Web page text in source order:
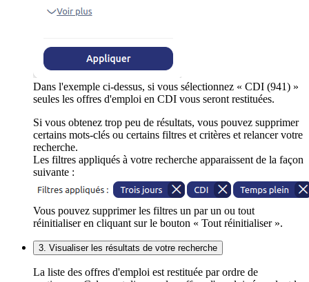
Dans l'exemple ci-dessus, si vous sélectionnez « CDI (941) »
seules les offres d'emploi en CDI vous seront restituées.
Si vous obtenez trop peu de résultats, vous pouvez supprimer
certains mots-clés ou certains filtres et critères et relancer votre
recherche.
Les filtres appliqués à votre recherche apparaissent de la façon
suivante :
Vous pouvez supprimer les filtres un par un ou tout
réinitialiser en cliquant sur le bouton « Tout réinitialiser ».
3. Visualiser les résultats de votre recherche
La liste des offres d'emploi est restituée par ordre de